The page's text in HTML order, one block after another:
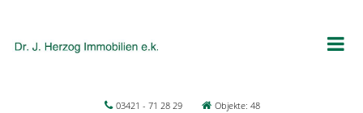
03421 - 71 28 29 Objekte: 48